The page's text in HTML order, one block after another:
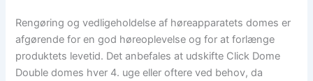
Rengøring og vedligeholdelse af høreapparatets domes er
afgørende for en god høreoplevelse og for at forlænge
produktets levetid. Det anbefales at udskifte Click Dome
Double domes hver 4. uge eller oftere ved behov, da